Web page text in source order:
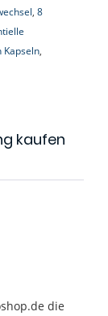
, 8
Kapseln,
kaufen
die